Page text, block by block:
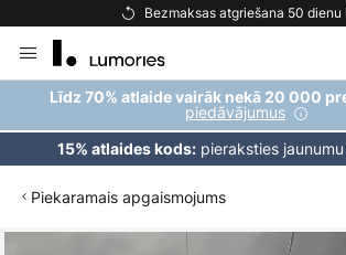
Bezmaksas atgriešana 50 dienu
to
Content
Līdz 70% atlaide vairāk nekā 20 000
piedāvājumus
15% atlaides kods:pieraksties
Piekaramais apgaismojums